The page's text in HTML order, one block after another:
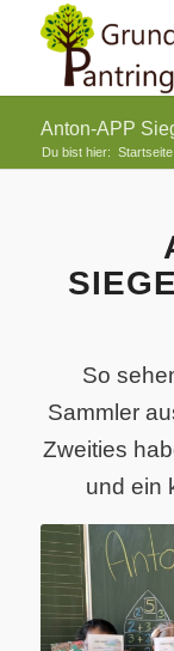
Anton-APP
Du bist hier: Startseite
So
Sammler
Zweities
und ein